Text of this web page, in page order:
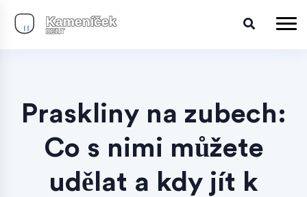
Praskliny na zubech:
Co s nimi můžete
udělat a kdy jít k